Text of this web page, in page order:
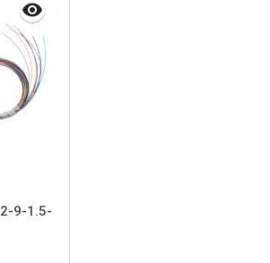
9-1.5-